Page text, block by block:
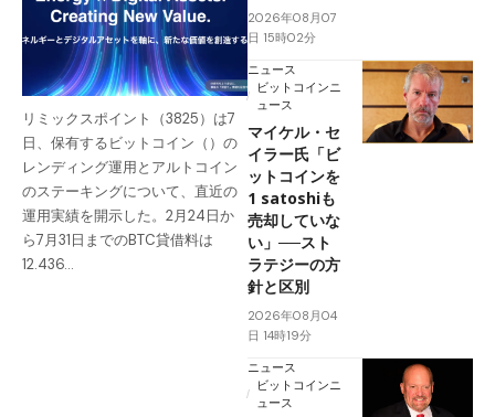
リミックスポイント（3825）は7
日、保有するビットコイン（）の
レンディング運用とアルトコイン
のステーキングについて、直近の
運用実績を開示した。2月24日か
ら7月31日までのBTC貸借料は
12.436…
2026年08月07
日 15時02分
ニュース
ビットコインニ
ュース
マイケル・セ
イラー氏「ビ
ットコインを
1 satoshiも
売却していな
い」──スト
ラテジーの方
針と区別
2026年08月04
日 14時19分
ニュース
ビットコインニ
ュース